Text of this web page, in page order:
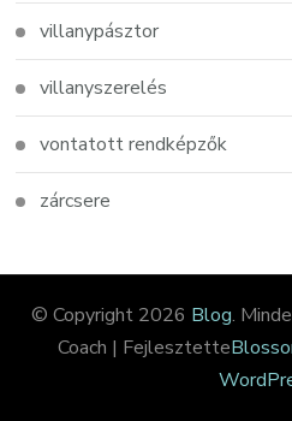
villanypásztor
villanyszerelés
vontatott rendképzők
zárcsere
© Copyright 2026 Blog.
Coach | Fejlesztette